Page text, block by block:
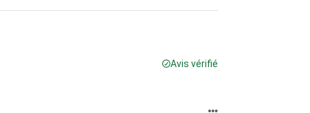
Avis vérifié